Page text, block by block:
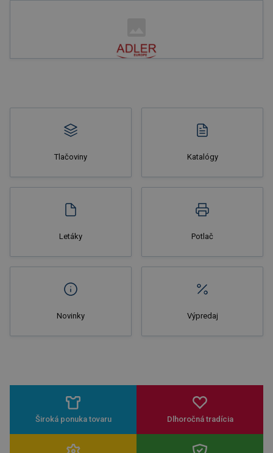
Tlačoviny Katalógy
Letáky Potlač
Novinky Výpredaj
Široká ponuka tovaru Dlhoročná tradícia